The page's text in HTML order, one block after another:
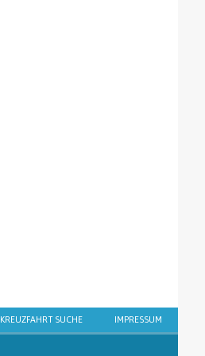
KREUZFAHRT SUCHE IMPRESSUM